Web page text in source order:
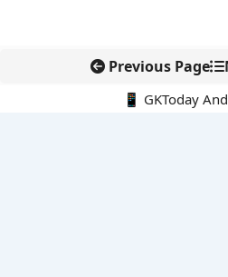
Previous Page
📱 GKToday